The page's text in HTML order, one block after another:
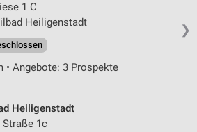
❯
1 C
Heiligenstadt
• Angebote: 3 Prospekte
Heiligenstadt
Straße 1c